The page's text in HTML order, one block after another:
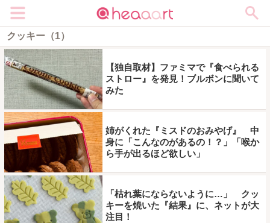
クッキー（1）
【独自取材】ファミマで『食べられる
ストロー』を発見！ブルボンに聞いて
みた
姉がくれた『ミスドのおみやげ』 中
身に「こんなのがあるの！？」「喉か
ら手が出るほど欲しい」
「枯れ葉にならないように…」 クッ
キーを焼いた『結果』に、ネットが大
注目！